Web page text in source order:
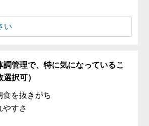
調管理で、特に気になっているこ
択可）
食を抜きがち
やすさ